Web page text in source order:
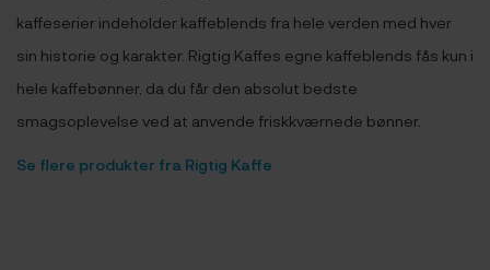
kaffeserier indeholder kaffeblends fra hele verden med hver
sin historie og karakter. Rigtig Kaffes egne kaffeblends fås kun i
hele kaffebønner, da du får den absolut bedste
smagsoplevelse ved at anvende friskkværnede bønner.
Se flere produkter fra Rigtig Kaffe